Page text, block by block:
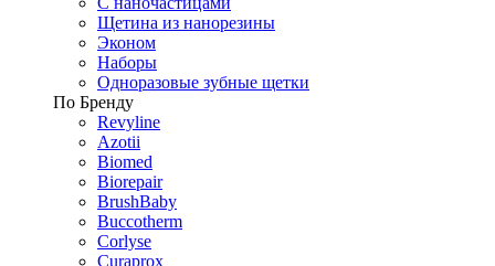
Щетина из нанорезины
Эконом
Наборы
Одноразовые зубные щетки
По Бренду
Revyline
Azotii
Biomed
Biorepair
BrushBaby
Buccotherm
Corlyse
Curaprox